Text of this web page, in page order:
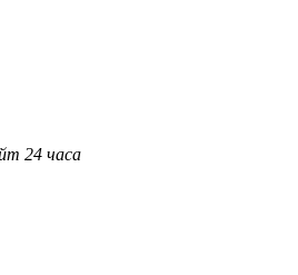
24 часа